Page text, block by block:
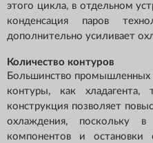
этого цикла, в отдельном
конденсация паров
дополнительно усиливает
Количество контуров
Большинство промышленных
контуры, как хладагента,
конструкция позволяет
охлаждения, поскольку
компонентов и остановки